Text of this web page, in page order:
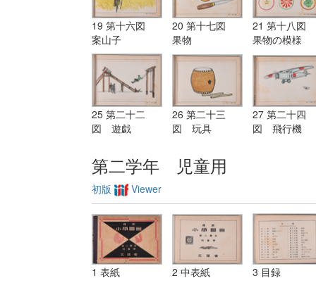
19 第十六図
案山子
20 第十七図
果物
21 第十八図
果物の模様
25 第二十二
図 遊戯
26 第二十三
図 玩具
27 第二十四
図 飛行機
第二学年 児童用
初版 Viewer
1 表紙 2 中表紙 3 目録